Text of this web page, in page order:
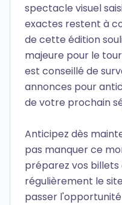
spectacle visuel
exactes restent à
de cette édition
majeure pour le
est conseillé de
annonces pour
de votre prochain
Anticipez dès
pas manquer ce
préparez vos
régulièrement le
passer